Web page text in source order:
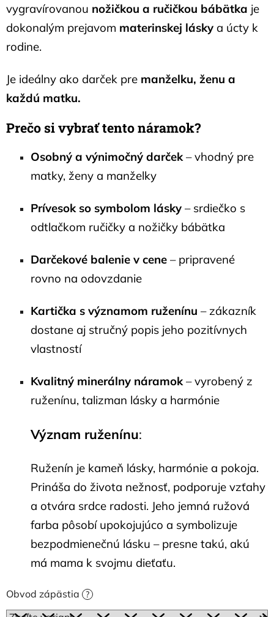
vygravírovanou nožičkou a ručičkou bábätka je
dokonalým prejavom materinskej lásky a úcty k
rodine.
Je ideálny ako darček pre manželku, ženu a
každú matku.
Prečo si vybrať tento náramok?
Osobný a výnimočný darček – vhodný pre
matky, ženy a manželky
Prívesok so symbolom lásky – srdiečko s
odtlačkom ručičky a nožičky bábätka
Darčekové balenie v cene – pripravené
rovno na odovzdanie
Kartička s významom ruženínu – zákazník
dostane aj stručný popis jeho pozitívnych
vlastností
Kvalitný minerálny náramok – vyrobený z
ruženínu, talizman lásky a harmónie
Význam ruženínu:
Ruženín je kameň lásky, harmónie a pokoja.
Prináša do života nežnosť, podporuje vzťahy
a otvára srdce radosti. Jeho jemná ružová
farba pôsobí upokojujúco a symbolizuje
bezpodmienečnú lásku – presne takú, akú
má mama k svojmu dieťaťu.
Obvod zápästia ?